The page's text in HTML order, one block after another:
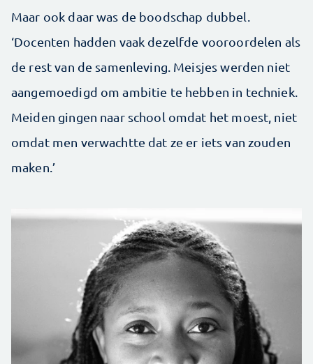
Maar ook daar was de boodschap dubbel.
‘Docenten hadden vaak dezelfde vooroordelen als
de rest van de samenleving. Meisjes werden niet
aangemoedigd om ambitie te hebben in techniek.
Meiden gingen naar school omdat het moest, niet
omdat men verwachtte dat ze er iets van zouden
maken.’